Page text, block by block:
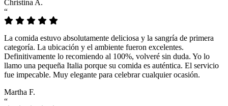
Christina A.
“
La comida estuvo absolutamente deliciosa y la sangría de primera
categoría. La ubicación y el ambiente fueron excelentes.
Definitivamente lo recomiendo al 100%, volveré sin duda. Yo lo
llamo una pequeña Italia porque su comida es auténtica. El servicio
fue impecable. Muy elegante para celebrar cualquier ocasión.
Martha F.
“